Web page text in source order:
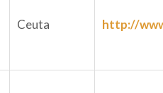
Ceuta http://